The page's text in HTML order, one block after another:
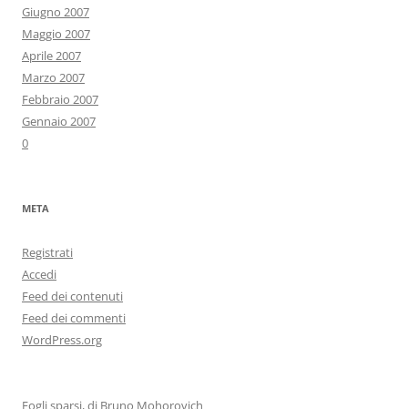
Giugno 2007
Maggio 2007
Aprile 2007
Marzo 2007
Febbraio 2007
Gennaio 2007
0
META
Registrati
Accedi
Feed dei contenuti
Feed dei commenti
WordPress.org